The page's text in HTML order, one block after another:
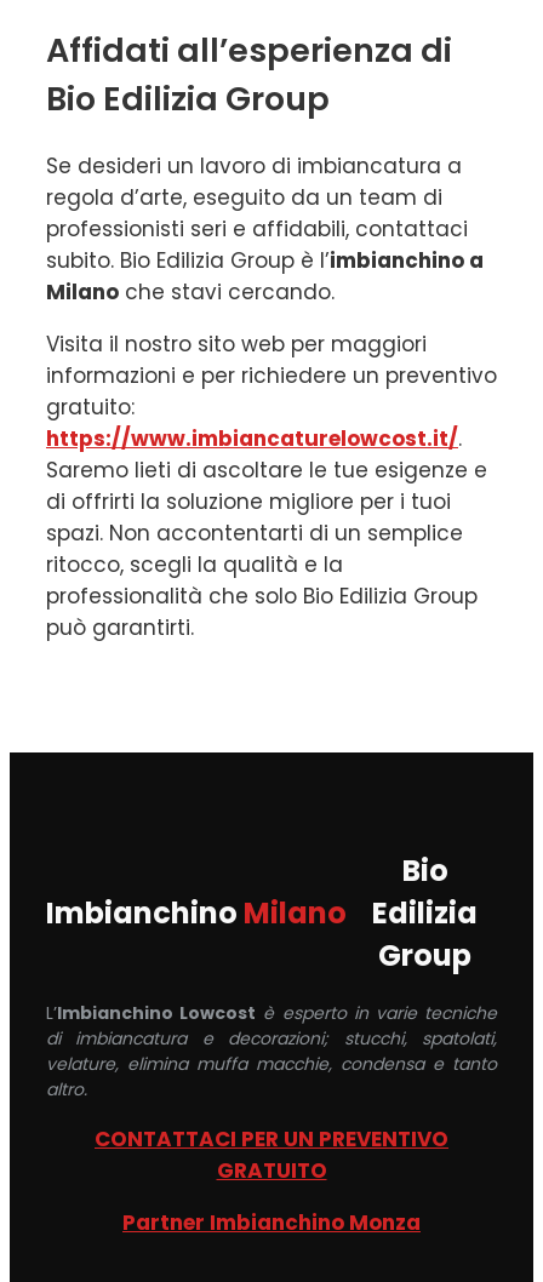
Affidati all’esperienza di
Bio Edilizia Group
Se desideri un lavoro di imbiancatura a
regola d’arte, eseguito da un team di
professionisti seri e affidabili, contattaci
subito. Bio Edilizia Group è l’imbianchino a
Milano che stavi cercando.
Visita il nostro sito web per maggiori
informazioni e per richiedere un preventivo
gratuito:
https://www.imbiancaturelowcost.it/.
Saremo lieti di ascoltare le tue esigenze e
di offrirti la soluzione migliore per i tuoi
spazi. Non accontentarti di un semplice
ritocco, scegli la qualità e la
professionalità che solo Bio Edilizia Group
può garantirti.
Imbianchino Milano
Bio
Edilizia
Group
L’Imbianchino Lowcost è esperto in varie tecniche
di imbiancatura e decorazioni; stucchi, spatolati,
velature, elimina muffa macchie, condensa e tanto
altro.
CONTATTACI PER UN PREVENTIVO
GRATUITO
Partner Imbianchino Monza